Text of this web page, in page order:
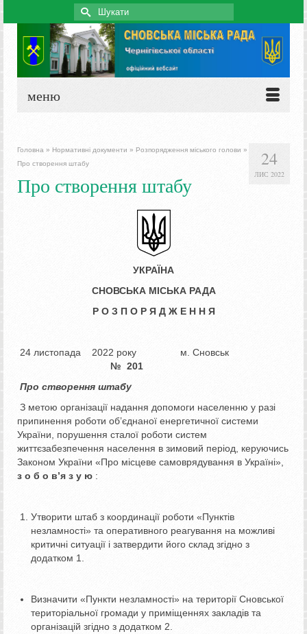
Search
for:
меню
24
ЛИС 2022
Головна » Нормативні документи » Розпорядження міського голови »
Про створення штабу
Про створення штабу
УКРАЇНА
СНОВСЬКА МІСЬКА РАДА
Р О З П О Р Я Д Ж Е Н Н Я
24 листопада 2022 року м. Сновськ
№ 201
Про створення штабу
З метою організації надання допомоги населенню у разі
припинення роботи об’єднаної енергетичної системи
України, порушення сталої роботи систем
життєзабезпечення населення в зимовий період, керуючись
Законом України «Про місцеве самоврядування в Україні»,
з о б о в’я з у ю :
Утворити штаб з координації роботи «Пунктів
незламності» та оперативного реагування на можливі
критичні ситуації і затвердити його склад згідно з
додатком 1.
Визначити «Пункти незламності» на території Сновської
територіальної громади у приміщеннях закладів та
організацій згідно з додатком 2.